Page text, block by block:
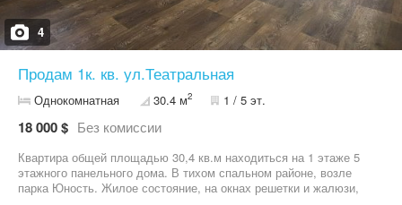
4
Продам 1к. кв. ул.Театральная
Однокомнатная 30.4 м2 1 / 5 эт.
18 000 $ Без комиссии
Квартира общей площадью 30,4 кв.м находиться на 1 этаже 5
этажного панельного дома. В тихом спальном районе, возле
парка Юность. Жилое состояние, на окнах решетки и жалюзи,